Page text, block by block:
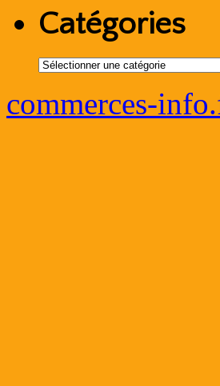
Catégories
Catégories
commerces-